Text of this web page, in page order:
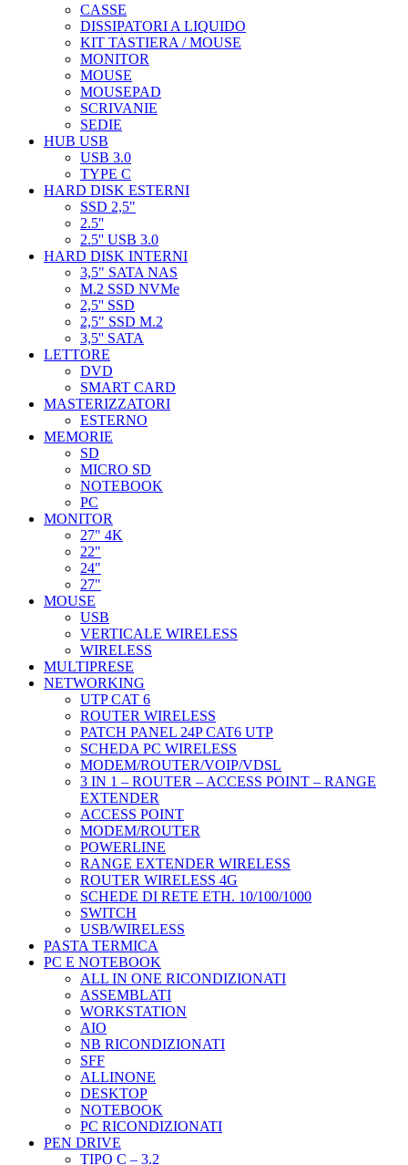
CASSE
DISSIPATORI A LIQUIDO
KIT TASTIERA / MOUSE
MONITOR
MOUSE
MOUSEPAD
SCRIVANIE
SEDIE
HUB USB
USB 3.0
TYPE C
HARD DISK ESTERNI
SSD 2,5"
2.5''
2.5'' USB 3.0
HARD DISK INTERNI
3,5" SATA NAS
M.2 SSD NVMe
2,5'' SSD
2,5" SSD M.2
3,5'' SATA
LETTORE
DVD
SMART CARD
MASTERIZZATORI
ESTERNO
MEMORIE
SD
MICRO SD
NOTEBOOK
PC
MONITOR
27" 4K
22"
24"
27"
MOUSE
USB
VERTICALE WIRELESS
WIRELESS
MULTIPRESE
NETWORKING
UTP CAT 6
ROUTER WIRELESS
PATCH PANEL 24P CAT6 UTP
SCHEDA PC WIRELESS
MODEM/ROUTER/VOIP/VDSL
3 IN 1 – ROUTER – ACCESS POINT – RANGE
EXTENDER
ACCESS POINT
MODEM/ROUTER
POWERLINE
RANGE EXTENDER WIRELESS
ROUTER WIRELESS 4G
SCHEDE DI RETE ETH. 10/100/1000
SWITCH
USB/WIRELESS
PASTA TERMICA
PC E NOTEBOOK
ALL IN ONE RICONDIZIONATI
ASSEMBLATI
WORKSTATION
AIO
NB RICONDIZIONATI
SFF
ALLINONE
DESKTOP
NOTEBOOK
PC RICONDIZIONATI
PEN DRIVE
TIPO C – 3.2